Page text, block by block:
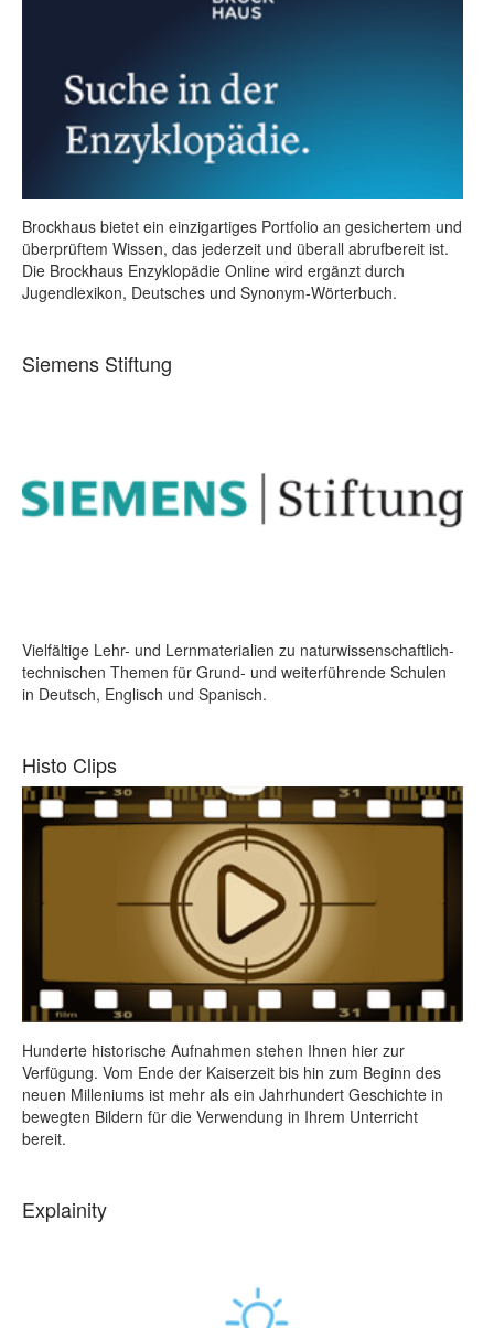
Brockhaus bietet ein einzigartiges Portfolio an gesichertem und
überprüftem Wissen, das jederzeit und überall abrufbereit ist.
Die Brockhaus Enzyklopädie Online wird ergänzt durch
Jugendlexikon, Deutsches und Synonym-Wörterbuch.
Siemens Stiftung
Vielfältige Lehr- und Lernmaterialien zu naturwissenschaftlich-
technischen Themen für Grund- und weiterführende Schulen
in Deutsch, Englisch und Spanisch.
Histo Clips
Hunderte historische Aufnahmen stehen Ihnen hier zur
Verfügung. Vom Ende der Kaiserzeit bis hin zum Beginn des
neuen Milleniums ist mehr als ein Jahrhundert Geschichte in
bewegten Bildern für die Verwendung in Ihrem Unterricht
bereit.
Explainity